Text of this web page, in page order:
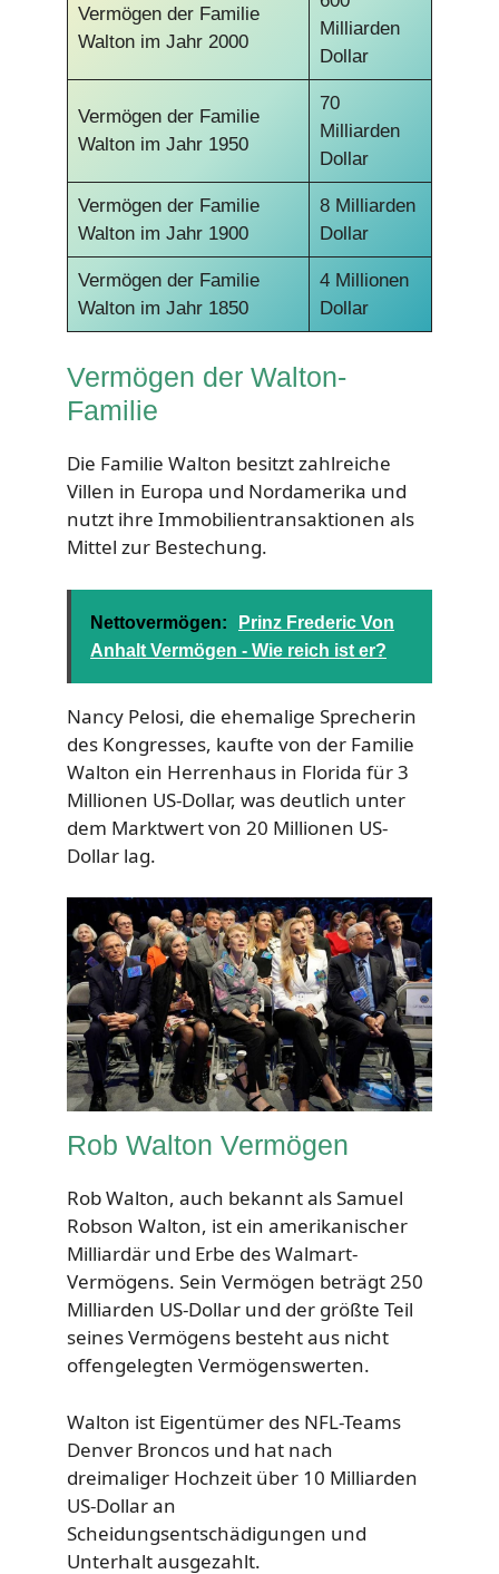
Vermögen der Familie
Walton im Jahr 2000
Milliarden
Dollar
Vermögen der Familie
Walton im Jahr 1950
70
Milliarden
Dollar
Vermögen der Familie
Walton im Jahr 1900
8 Milliarden
Dollar
Vermögen der Familie
Walton im Jahr 1850
4 Millionen
Dollar
Vermögen der Walton-
Familie
Die Familie Walton besitzt zahlreiche
Villen in Europa und Nordamerika und
nutzt ihre Immobilientransaktionen als
Mittel zur Bestechung.
Nettovermögen:
Prinz Frederic Von
Anhalt Vermögen - Wie reich ist er?
Nancy Pelosi, die ehemalige Sprecherin
des Kongresses, kaufte von der Familie
Walton ein Herrenhaus in Florida für 3
Millionen US-Dollar, was deutlich unter
dem Marktwert von 20 Millionen US-
Dollar lag.
Rob Walton Vermögen
Rob Walton, auch bekannt als Samuel
Robson Walton, ist ein amerikanischer
Milliardär und Erbe des Walmart-
Vermögens. Sein Vermögen beträgt 250
Milliarden US-Dollar und der größte Teil
seines Vermögens besteht aus nicht
offengelegten Vermögenswerten.
Walton ist Eigentümer des NFL-Teams
Denver Broncos und hat nach
dreimaliger Hochzeit über 10 Milliarden
US-Dollar an
Scheidungsentschädigungen und
Unterhalt ausgezahlt.